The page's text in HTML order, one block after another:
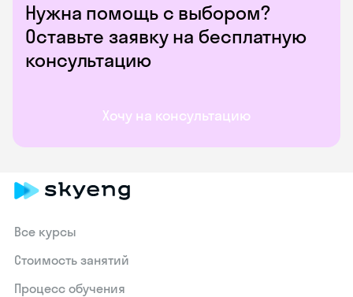
Нужна помощь с выбором?
Оставьте заявку на бесплатную
консультацию
Хочу на консультацию
Все курсы
Стоимость занятий
Процесс обучения